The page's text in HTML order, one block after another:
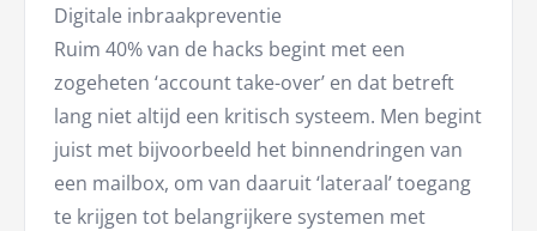
Digitale inbraakpreventie
Ruim 40% van de hacks begint met een
zogeheten ‘account take-over’ en dat betreft
lang niet altijd een kritisch systeem. Men begint
juist met bijvoorbeeld het binnendringen van
een mailbox, om van daaruit ‘lateraal’ toegang
te krijgen tot belangrijkere systemen met